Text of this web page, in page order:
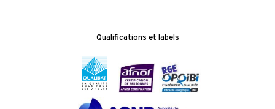
Qualifications et labels